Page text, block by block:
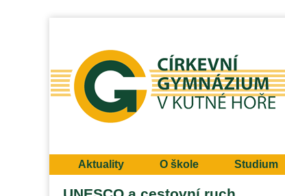
Aktuality O škole Studium